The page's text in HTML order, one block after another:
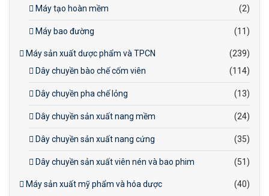
Máy tạo hoàn mềm (2)
Máy bao đường (11)
Máy sản xuất dược phẩm và TPCN
(239)
Dây chuyền bào chế cốm viên
(114)
Dây chuyền pha chế lỏng (13)
Dây chuyền sản xuất nang mềm (24)
Dây chuyền sản xuất nang cứng (35)
Dây chuyền sản xuất viên nén và bao phim (51)
Máy sản xuất mỹ phẩm và hóa dược
(40)